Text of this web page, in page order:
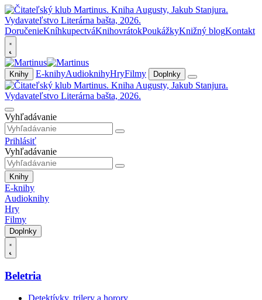
DoručenieKníhkupectváKnihovrátokPoukážkyKnižný blogKontakt
Knihy E-knihyAudioknihyHryFilmy Doplnky
Vyhľadávanie
Prihlásiť
Vyhľadávanie
Knihy
E-knihy
Audioknihy
Hry
Filmy
Doplnky
Beletria